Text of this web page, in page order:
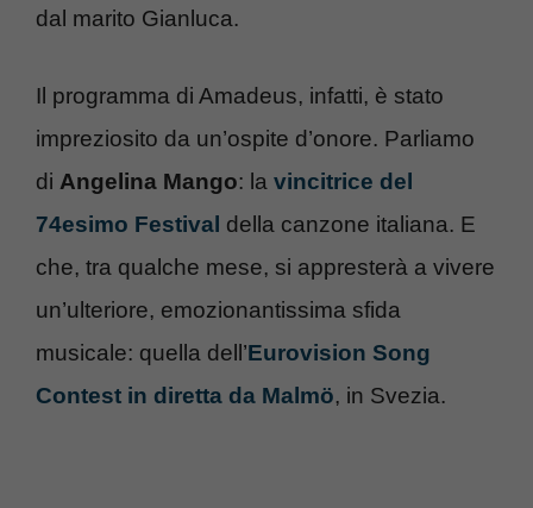
dal marito Gianluca.
Il programma di Amadeus, infatti, è stato
impreziosito da un’ospite d’onore. Parliamo
di Angelina Mango: la vincitrice del
74esimo Festival della canzone italiana. E
che, tra qualche mese, si appresterà a vivere
un’ulteriore, emozionantissima sfida
musicale: quella dell’Eurovision Song
Contest in diretta da Malmö, in Svezia.